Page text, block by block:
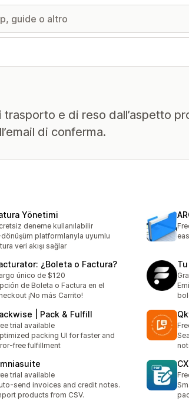
e di reso dall’aspetto
di conferma.
Yönetimi
deneme kullanılabilir
platformlarıyla uyumlu
veri akışı sağlar
¿Boleta o Factura?
único de $120
de Boleta o Factura en el
¡No más Carrito!
| Pack & Fulfill
trial available
packing UI for faster and
free fulfillment
trial available
send invoices and credit notes.
products from CSV.